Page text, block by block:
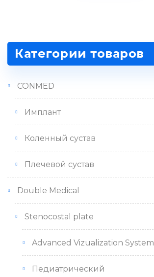
Категории товаров
CONMED
Имплант
Коленный сустав
Плечевой сустав
Double Medical
Stenocostal plate
Advanced Vizualization System
Педиатрический